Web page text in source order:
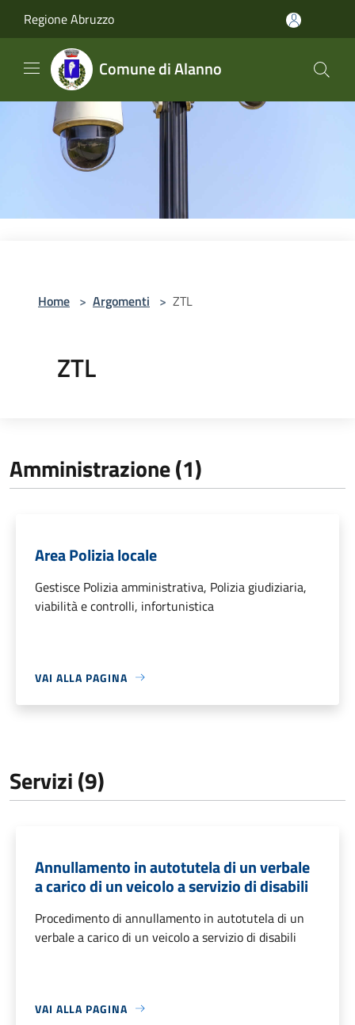
Regione Abruzzo
Comune di Alanno
Home > Argomenti > ZTL
ZTL
Amministrazione (1)
Area Polizia locale
Gestisce Polizia amministrativa, Polizia giudiziaria,
viabilità e controlli, infortunistica
VAI ALLA PAGINA
Servizi (9)
Annullamento in autotutela di un verbale
a carico di un veicolo a servizio di disabili
Procedimento di annullamento in autotutela di un
verbale a carico di un veicolo a servizio di disabili
VAI ALLA PAGINA